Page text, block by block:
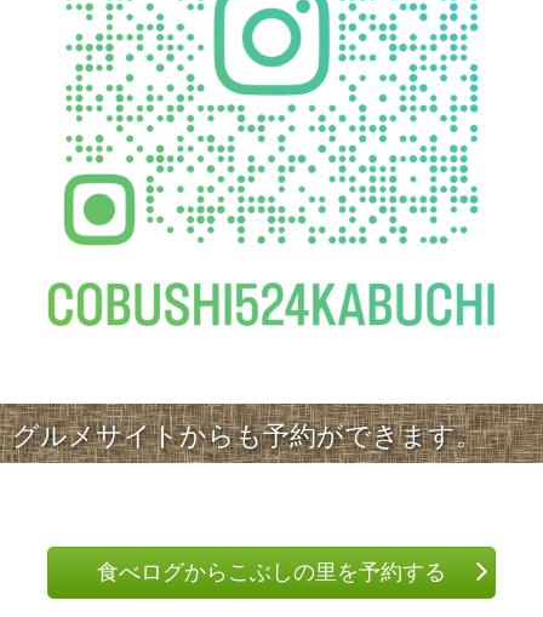
グルメサイトからも予約ができます。
食べログからこぶしの里を予約する